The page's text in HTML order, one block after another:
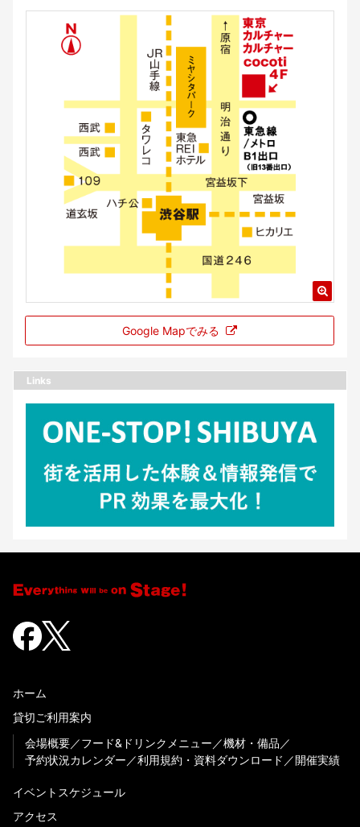
Google Mapでみる
Links
ホーム
貸切ご利用案内
会場概要
フード&ドリンクメニュー
機材・備品
予約状況カレンダー
利用規約・資料ダウンロード 開催実績
イベントスケジュール
アクセス